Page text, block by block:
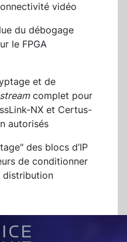
vidéo
du débogage
le FPGA
et de
complet pour
NX et Certus-
autorisés
des blocs d’IP
de conditionner
distribution